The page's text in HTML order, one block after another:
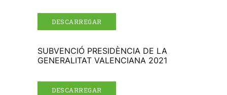
DESCARREGAR
SUBVENCIÓ PRESIDÈNCIA DE LA
GENERALITAT VALENCIANA 2021
DESCARREGAR